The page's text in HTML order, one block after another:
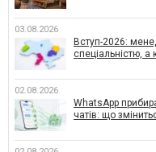
03.08.2026
Вступ-2026:
спеціальністю, а
02.08.2026
WhatsApp
чатів: що